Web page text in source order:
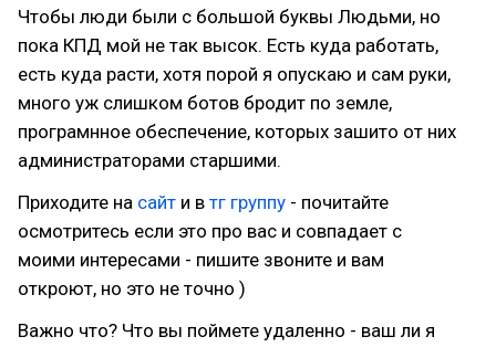
Чтобы люди были с большой буквы Людьми, но
пока КПД мой не так высок. Есть куда работать,
есть куда расти, хотя порой я опускаю и сам руки,
много уж слишком ботов бродит по земле,
програмнное обеспечение, которых зашито от них
администраторами старшими.
Приходите на сайт и в тг группу - почитайте
осмотритесь если это про вас и совпадает с
моими интересами - пишите звоните и вам
откроют, но это не точно )
Важно что? Что вы поймете удаленно - ваш ли я